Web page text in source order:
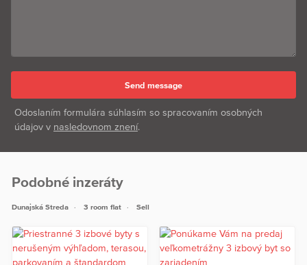
Odoslaním formulára súhlasím so spracovaním osobných
údajov v nasledovnom znení.
Podobné inzeráty
Dunajská Streda 3 room flat Sell